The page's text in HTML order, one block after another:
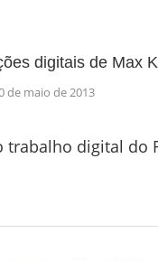
digitais de Max
de maio de 2013
trabalho digital do